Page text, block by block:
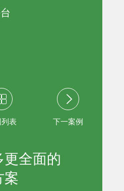
表 下一案例
更全面的
案